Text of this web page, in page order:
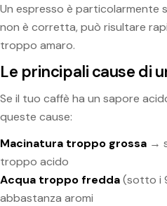
Un espresso è particolarmente
non è corretta, può risultare
troppo amaro.
Le principali cause di
Se il tuo caffè ha un sapore
queste cause:
Macinatura troppo grossa →
troppo acido
Acqua troppo fredda(sotto i
abbastanza aromi